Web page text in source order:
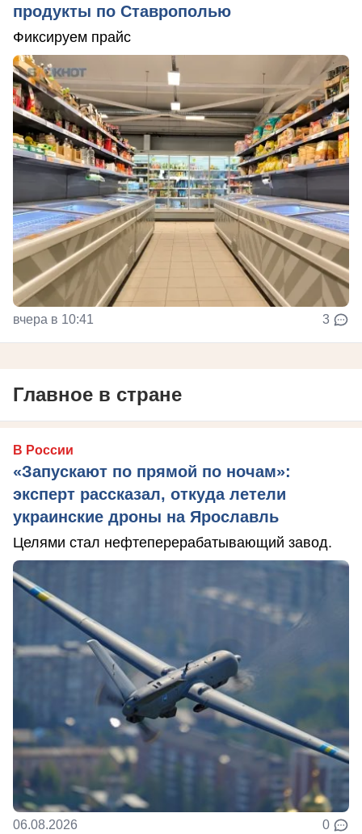
продукты по Ставрополью
Фиксируем прайс
вчера в 10:41 3
Главное в стране
В России
«Запускают по прямой по ночам»:
эксперт рассказал, откуда летели
украинские дроны на Ярославль
Целями стал нефтеперерабатывающий завод.
06.08.2026 0